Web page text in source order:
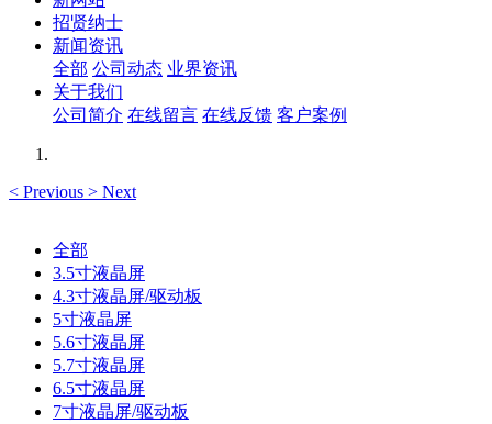
招贤纳士
新闻资讯
全部 公司动态 业界资讯
关于我们
公司简介 在线留言 在线反馈 客户案例
< Previous > Next
全部
3.5寸液晶屏
4.3寸液晶屏/驱动板
5寸液晶屏
5.6寸液晶屏
5.7寸液晶屏
6.5寸液晶屏
7寸液晶屏/驱动板